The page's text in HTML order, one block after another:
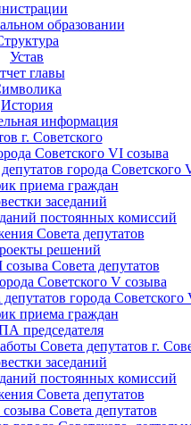
образовании
Устав
главы
История
информация
г. Советского
Советского VI созыва
города Советского
приема граждан
заседаний
постоянных комиссий
Совета депутатов
решений
Совета депутатов
Советского V созыва
города Советского
приема граждан
председателя
Совета депутатов г.
заседаний
постоянных комиссий
Совета депутатов
Совета депутатов